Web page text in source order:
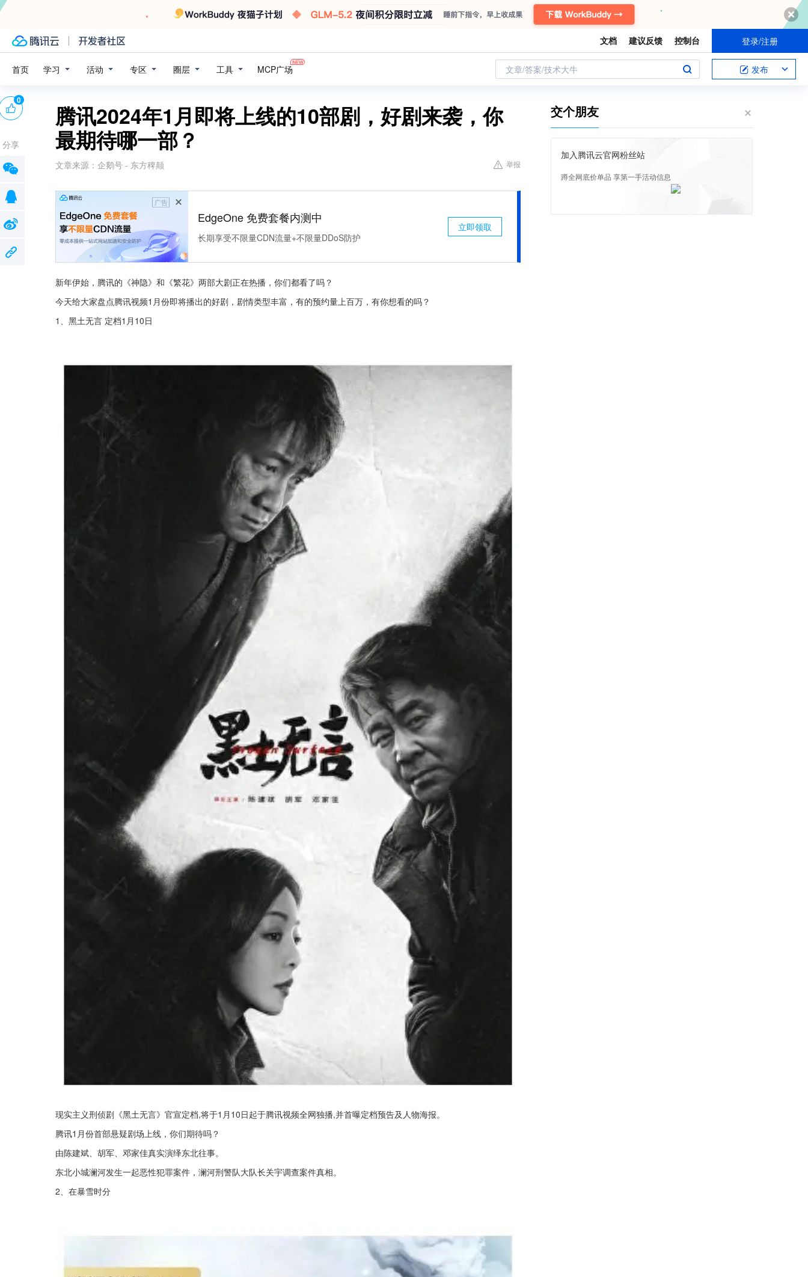
文档 建议反馈 控制台 登录/注册
首页 学习 活动 专区 圈层 工具 MCP广场 文章/答案/技术大牛 发布
腾讯2024年1月即将上线的10部剧，好剧来袭，你
最期待哪一部？
文章来源： 企鹅号 - 东方稗颠 举报
广告
EdgeOne 免费套餐内测中
长期享受不限量CDN流量+不限量DDoS防护
立即领取
新年伊始，腾讯的《神隐》和《繁花》两部大剧正在热播，你们都看了吗？
今天给大家盘点腾讯视频1月份即将播出的好剧，剧情类型丰富，有的预约量上百万，有你想看的吗？
1、黑土无言 定档1月10日
现实主义刑侦剧《黑土无言》官宣定档,将于1月10日起于腾讯视频全网独播,并首曝定档预告及人物海报。
腾讯1月份首部悬疑剧场上线，你们期待吗？
由陈建斌、胡军、邓家佳真实演绎东北往事。
东北小城澜河发生一起恶性犯罪案件，澜河刑警队大队长关宇调查案件真相。
2、在暴雪时分
0
分享
交个朋友
加入腾讯云官网粉丝站
蹲全网底价单品 享第一手活动信息